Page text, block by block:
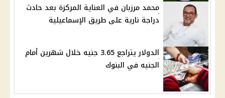
محمد مرزبان في العناية المركزة بعد حادث
دراجة نارية على طريق الإسماعيلية
الدولار يتراجع 3.65 جنيه خلال شهرين أمام
الجنيه في البنوك